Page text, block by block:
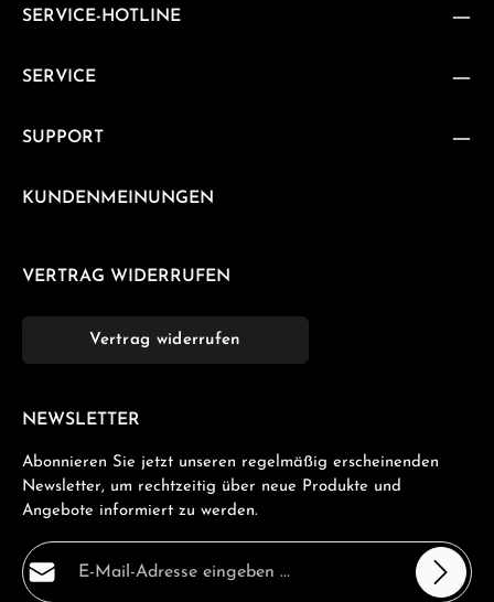
SERVICE-HOTLINE
SERVICE
SUPPORT
KUNDENMEINUNGEN
VERTRAG WIDERRUFEN
Vertrag widerrufen
NEWSLETTER
Abonnieren Sie jetzt unseren regelmäßig erscheinenden
Newsletter, um rechtzeitig über neue Produkte und
Angebote informiert zu werden.
E-Mail-Adresse*